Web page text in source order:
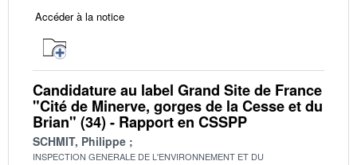
Accéder à la notice
Candidature au label Grand Site de France
"Cité de Minerve, gorges de la Cesse et du
Brian" (34) - Rapport en CSSPP
SCHMIT, Philippe
INSPECTION GENERALE DE L'ENVIRONNEMENT ET DU